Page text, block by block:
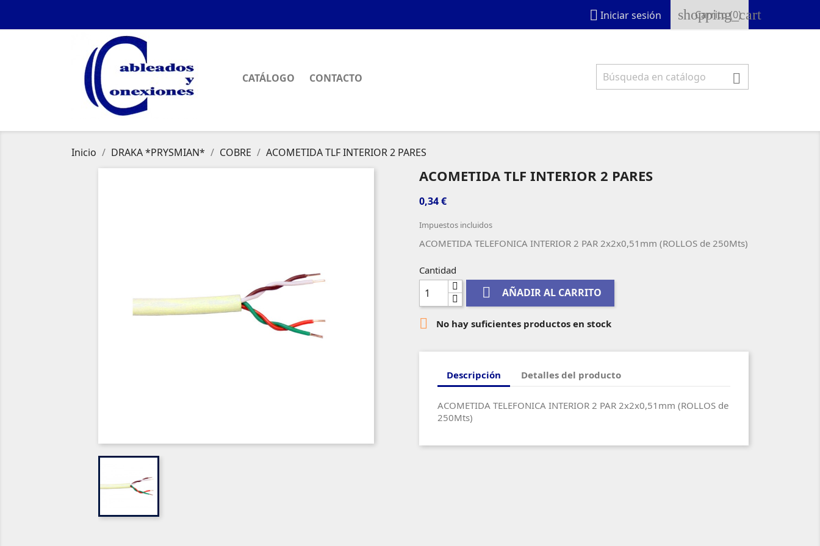
 Iniciar sesión shopping_cart
Carrito(0)
CATÁLOGO CONTACTO 
Inicio DRAKA *PRYSMIAN* COBRE ACOMETIDA TLF INTERIOR 2 PARES
ACOMETIDA TLF INTERIOR 2 PARES
0,34 €
Impuestos incluidos
ACOMETIDA TELEFONICA INTERIOR 2 PAR 2x2x0,51mm (ROLLOS de 250Mts)
Cantidad
 AÑADIR AL CARRITO
 No hay suficientes productos en stock
Descripción Detalles del producto
ACOMETIDA TELEFONICA INTERIOR 2 PAR 2x2x0,51mm (ROLLOS de
250Mts)